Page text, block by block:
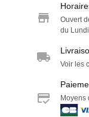
Ouvert
du
Voir les
Moyens